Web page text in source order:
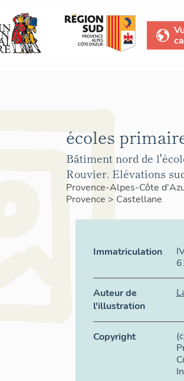
écoles
Bâtiment nord de
Rouvier. Elévations
Provence-Alpes-Côte
Provence > Castellane
Immatriculation
Auteur de
l'illustration
Copyright